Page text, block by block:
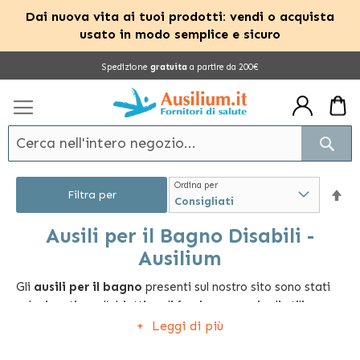
Dai nuova vita ai tuoi prodotti: vendi o acquista
usato in modo semplice e sicuro
Spedizione gratuita a partire da 200€
Ausili per il Bagno Disabili -
Ausilium
Gli ausili per il bagno presenti sul nostro sito sono stati
selezionati con l’obiettivo di fornire una serie di utili
strumenti per agevolare l'autonomia delle persone disabili
Leggi di più
Ordina per
Filtra per